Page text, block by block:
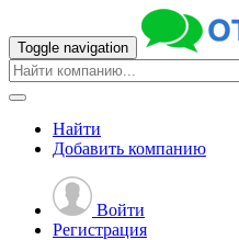
Toggle navigation
Найти
Добавить компанию
Войти
Регистрация